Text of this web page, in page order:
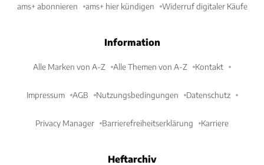
ams+ abonnieren ams+ hier kündigen Widerruf digitaler Käufe
Information
Alle Marken von A-Z Alle Themen von A-Z Kontakt
Impressum AGB Nutzungsbedingungen Datenschutz
Privacy Manager Barrierefreiheitserklärung Karriere
Heftarchiv